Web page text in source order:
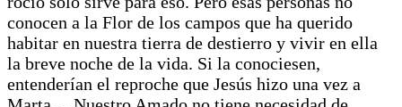
conocen a la Flor de los campos que ha querido
habitar en nuestra tierra de destierro y vivir en ella
la breve noche de la vida. Si la conociesen,
entenderían el reproche que Jesús hizo una vez a